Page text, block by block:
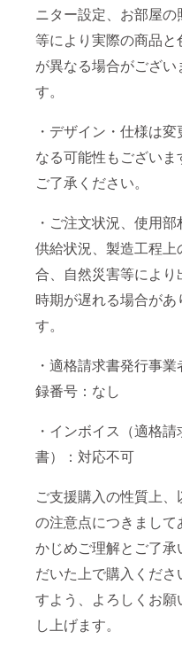
ニター設定、お部屋の
等により実際の商品と
が異なる場合がござい
す。
・デザイン・仕様は変
なる可能性もございま
ご了承ください。
・ご注文状況、使用部
供給状況、製造工程上
合、自然災害等により
時期が遅れる場合があ
す。
・適格請求書発行事業
録番号：なし
・インボイス（適格請
書）：対応不可
ご支援購入の性質上、
の注意点につきまして
かじめご理解とご了承
だいた上で購入くださ
すよう、よろしくお願
し上げます。